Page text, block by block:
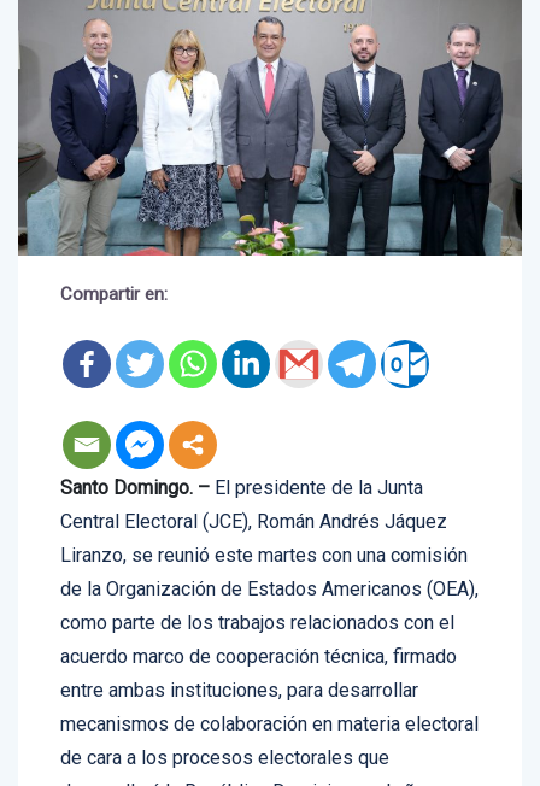
Santo Domingo. –El presidente de la Junta
Central Electoral (JCE), Román Andrés Jáquez
Liranzo, se reunió este martes con una comisión
de la Organización de Estados Americanos (OEA),
como parte de los trabajos relacionados con el
acuerdo marco de cooperación técnica, firmado
entre ambas instituciones, para desarrollar
mecanismos de colaboración en materia electoral
de cara a los procesos electorales que
desarrollará la República Dominicana el año